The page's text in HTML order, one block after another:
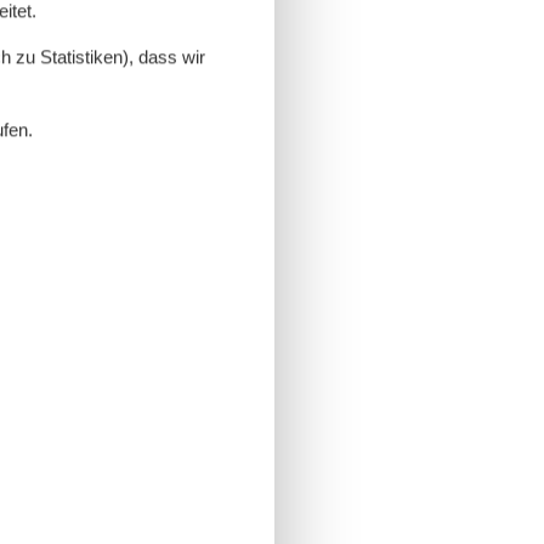
zu Statistiken), dass wir